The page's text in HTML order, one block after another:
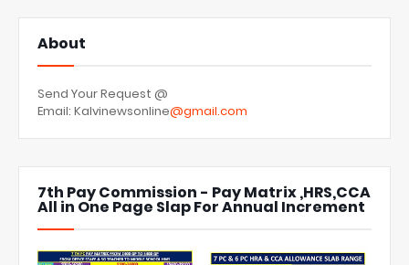
About
Send Your Request @
Email: Kalvinewsonline@gmail.com
7th Pay Commission - Pay Matrix ,HRS,CCA
All in One Page Slap For Annual Increment